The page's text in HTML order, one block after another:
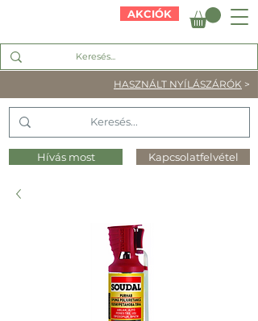
HASZNÁLT NYÍLÁSZÁRÓK >
AKCIÓK
Hívás most Kapcsolatfelvétel